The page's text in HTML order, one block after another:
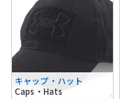
キャップ・ハット
Caps・Hats